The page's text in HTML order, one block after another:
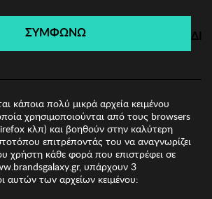
| 00ώρες 00λεπτά 00δευτ.
ΣΥΜΦΩΝΩ
κάποια πολύ μικρά αρχεία κειμένου
χρησιμοποιούνται από τους browsers
κλπ) και βοηθούν στην καλύτερη
επιτρέποντάς του να αναγνωρίζει
χρήστη κάθε φορά που επιστρέφει σε
υπάρχουν 3
αυτών των αρχείων κειμένου: